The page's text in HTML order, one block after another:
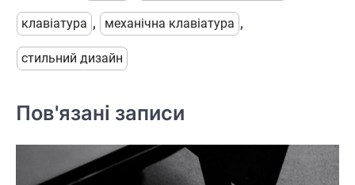
клавіатура , механічна клавіатура ,
стильний дизайн
Пов'язані записи